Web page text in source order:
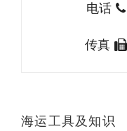
电话
传真
海运工具及知识